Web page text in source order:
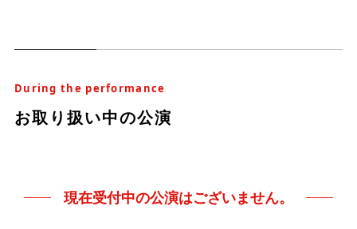
During the performance
お取り扱い中の公演
現在受付中の公演はございません。